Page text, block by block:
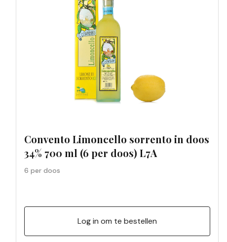
Convento Limoncello sorrento in doos
34% 700 ml (6 per doos) L7A
6 per doos
Log in om te bestellen